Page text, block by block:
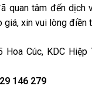
quan tâm đến dịch
giá, xin vui lòng điền
Hoa Cúc, KDC Hiệp
146 279